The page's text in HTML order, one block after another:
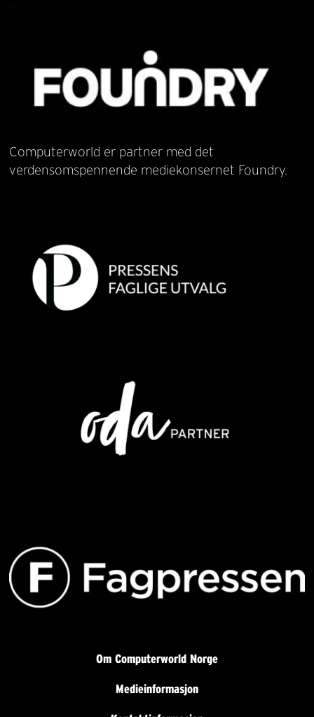
Computerworld er partner med det
verdensomspennende mediekonsernet Foundry.
Om Computerworld Norge
Medieinformasjon